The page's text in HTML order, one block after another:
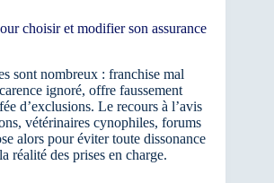
choisir et modifier son assurance
sont nombreux : franchise mal
ignoré, offre faussement
d’exclusions. Le recours à l’avis
vétérinaires cynophiles, forums
alors pour éviter toute dissonance
réalité des prises en charge.